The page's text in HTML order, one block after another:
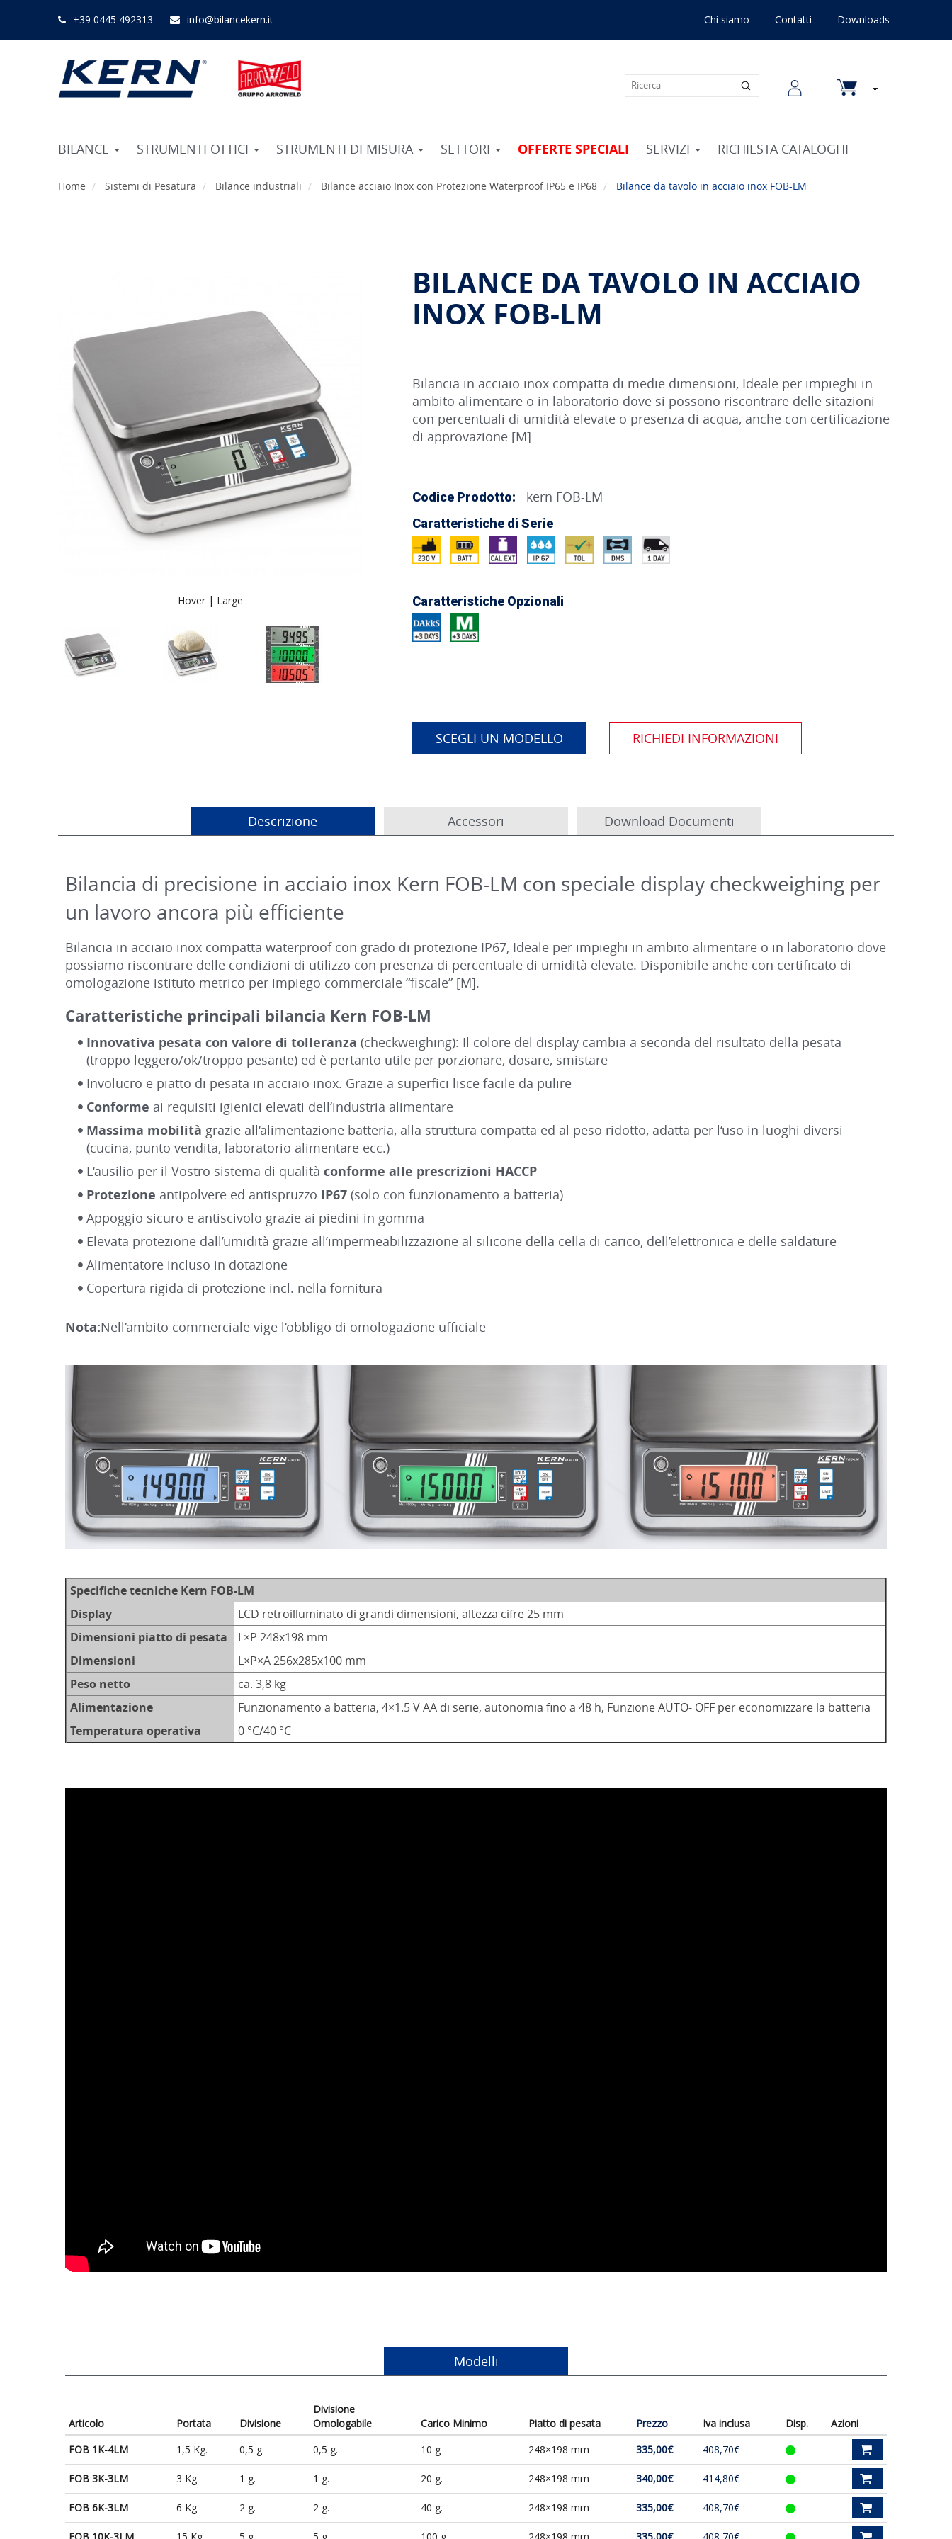
+39 0445 492313 info@bilancekern.it Chi siamo Contatti Downloads
BILANCE STRUMENTI OTTICI STRUMENTI DI MISURA SETTORI OFFERTE SPECIALI SERVIZI RICHIESTA CATALOGHI
Home Sistemi di Pesatura Bilance industriali Bilance acciaio Inox con Protezione Waterproof IP65 e IP68 Bilance da tavolo in acciaio inox FOB-LM
Hover | Large
BILANCE DA TAVOLO IN ACCIAIO
INOX FOB-LM
Bilancia in acciaio inox compatta di medie dimensioni, Ideale per impieghi in
ambito alimentare o in laboratorio dove si possono riscontrare delle sitazioni
con percentuali di umidità elevate o presenza di acqua, anche con certificazione
di approvazione [M]
Codice Prodotto: kern FOB-LM
Caratteristiche di Serie
Caratteristiche Opzionali
SCEGLI UN MODELLO
Descrizione Accessori Download Documenti
Bilancia di precisione in acciaio inox Kern FOB-LM con speciale display checkweighing per
un lavoro ancora più efficiente
Bilancia in acciaio inox compatta waterproof con grado di protezione IP67, Ideale per impieghi in ambito alimentare o in laboratorio dove
possiamo riscontrare delle condizioni di utilizzo con presenza di percentuale di umidità elevate. Disponibile anche con certificato di
omologazione istituto metrico per impiego commerciale “fiscale” [M].
Caratteristiche principali bilancia Kern FOB-LM
Innovativa pesata con valore di tolleranza (checkweighing): Il colore del display cambia a seconda del risultato della pesata
(troppo leggero/ok/troppo pesante) ed è pertanto utile per porzionare, dosare, smistare
Involucro e piatto di pesata in acciaio inox. Grazie a superfici lisce facile da pulire
Conforme ai requisiti igienici elevati dell‘industria alimentare
Massima mobilità grazie all‘alimentazione batteria, alla struttura compatta ed al peso ridotto, adatta per l‘uso in luoghi diversi
(cucina, punto vendita, laboratorio alimentare ecc.)
L‘ausilio per il Vostro sistema di qualità conforme alle prescrizioni HACCP
Protezione antipolvere ed antispruzzo IP67 (solo con funzionamento a batteria)
Appoggio sicuro e antiscivolo grazie ai piedini in gomma
Elevata protezione dall’umidità grazie all’impermeabilizzazione al silicone della cella di carico, dell’elettronica e delle saldature
Alimentatore incluso in dotazione
Copertura rigida di protezione incl. nella fornitura
Nota:Nell‘ambito commerciale vige l‘obbligo di omologazione ufficiale
Specifiche tecniche Kern FOB-LM
Display
LCD retroilluminato di grandi dimensioni, altezza cifre 25 mm
Dimensioni piatto di pesata
L×P 248x198 mm
Dimensioni
L×P×A 256x285x100 mm
Peso netto
ca. 3,8 kg
Alimentazione
Funzionamento a batteria, 4×1.5 V AA di serie, autonomia fino a 48 h, Funzione AUTO- OFF per economizzare la batteria
Temperatura operativa
0 °C/40 °C
Modelli
Articolo Portata Divisione
Divisione
Omologabile
Carico Minimo Piatto di pesata Prezzo Iva inclusa Disp.
Azioni
FOB 1K-4LM
1,5 Kg. 0,5 g. 0,5 g. 10 g 248×198 mm 335,00€ 408,70€
FOB 3K-3LM 3 Kg. 1 g. 1 g. 20 g. 248×198 mm 340,00€ 414,80€
FOB 6K-3LM 6 Kg. 2 g. 2 g. 40 g. 248×198 mm 335,00€ 408,70€
FOB 10K-3LM 15 Kg. 5 g. 5 g. 100 g. 248×198 mm 335,00€ 408,70€